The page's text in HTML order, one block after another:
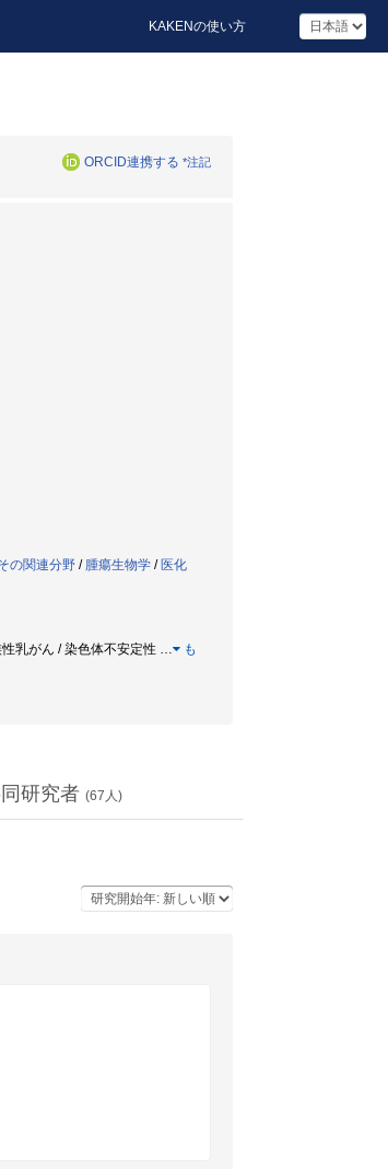
KAKENの使い方
ORCID連携する *注記
の関連分野 / 腫瘍生物学 / 医化
乳がん / 染色体不安定性 …
も
研究者 (67 人)